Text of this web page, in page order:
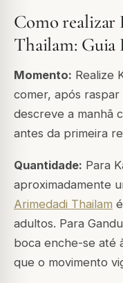
Como realizar
Thailam: Guia
Momento: Realize
comer, após raspar
descreve a manhã
antes da primeira
Quantidade: Para
aproximadamente
Arimedadi Thailam
adultos. Para
boca enche-se até
que o movimento